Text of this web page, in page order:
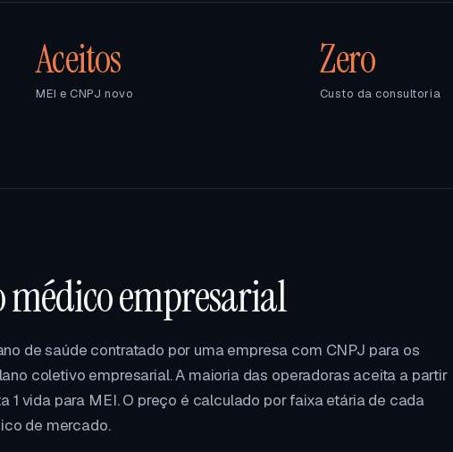
Aceitos
MEI e CNPJ novo
Zero
Custo da consultoria
médico empresarial
de saúde contratado por uma empresa com CNPJ para os
coletivo empresarial. A maioria das operadoras aceita a partir
1 vida para MEI. O preço é calculado por faixa etária de cada
de mercado.